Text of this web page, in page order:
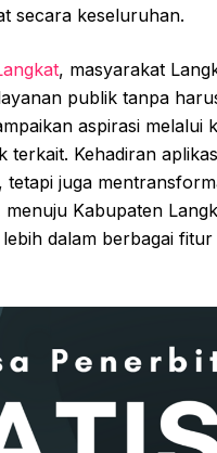
secara keseluruhan.
, masyarakat
publik tanpa
aspirasi melalui
terkait. Kehadiran
juga
Kabupaten
dalam berbagai